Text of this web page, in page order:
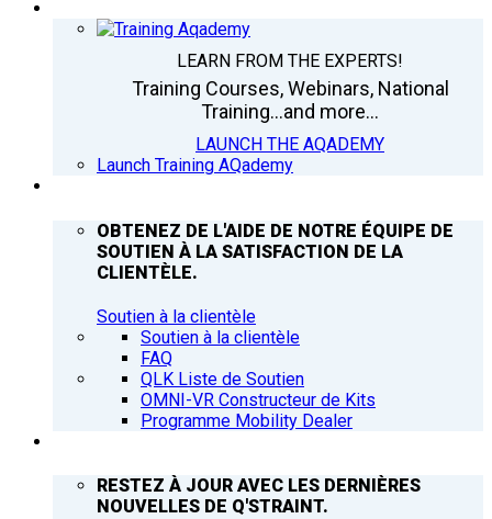
LEARN FROM THE EXPERTS!
Training Courses, Webinars, National
Training...and more...
LAUNCH THE AQADEMY
Launch Training AQademy
OBTENEZ DE L'AIDE DE NOTRE ÉQUIPE DE
SOUTIEN À LA SATISFACTION DE LA
CLIENTÈLE.
Soutien à la clientèle
Soutien à la clientèle
FAQ
QLK Liste de Soutien
OMNI-VR Constructeur de Kits
Programme Mobility Dealer
RESTEZ À JOUR AVEC LES DERNIÈRES
NOUVELLES DE Q'STRAINT.